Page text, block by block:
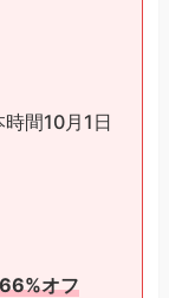
間10月1日
66%オフ